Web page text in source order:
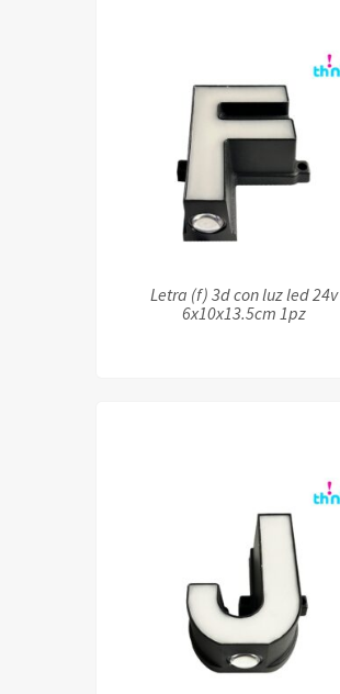
Letra (f) 3d con luz led 24v
6x10x13.5cm 1pz